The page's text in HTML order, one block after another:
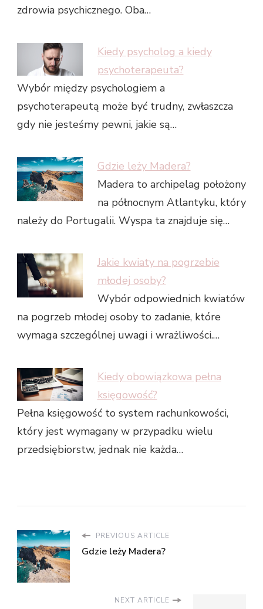
zdrowia psychicznego. Oba…
Kiedy psycholog a kiedy
psychoterapeuta?
Wybór między psychologiem a
psychoterapeutą może być trudny, zwłaszcza
gdy nie jesteśmy pewni, jakie są…
Gdzie leży Madera?
Madera to archipelag położony
na północnym Atlantyku, który
należy do Portugalii. Wyspa ta znajduje się…
Jakie kwiaty na pogrzebie
młodej osoby?
Wybór odpowiednich kwiatów
na pogrzeb młodej osoby to zadanie, które
wymaga szczególnej uwagi i wrażliwości.…
Kiedy obowiązkowa pełna
księgowość?
Pełna księgowość to system rachunkowości,
który jest wymagany w przypadku wielu
przedsiębiorstw, jednak nie każda…
PREVIOUS ARTICLE
Gdzie leży Madera?
NEXT ARTICLE